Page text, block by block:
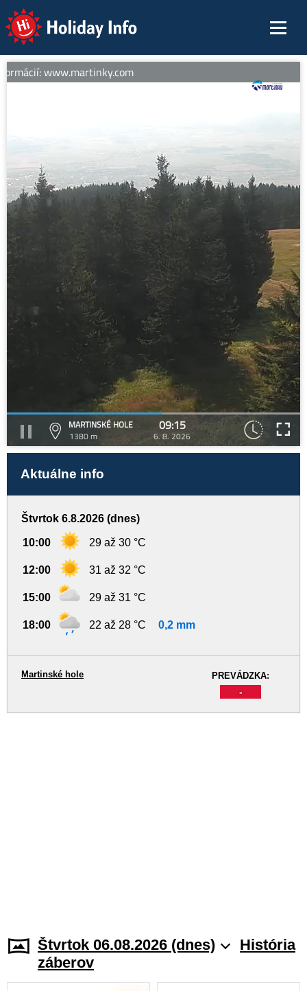
Holiday Info
www.martinky.com
MARTINSKÉ HOLE
1380 m
09:15
6. 8. 2026
Aktuálne info
Štvrtok 6.8.2026 (dnes)
10:00 29 až 30 °C
12:00 31 až 32 °C
15:00 29 až 31 °C
18:00 22 až 28 °C 0,2 mm
PREVÁDZKA:
-
Martinské hole
Štvrtok 06.08.2026 (dnes)
História
záberov